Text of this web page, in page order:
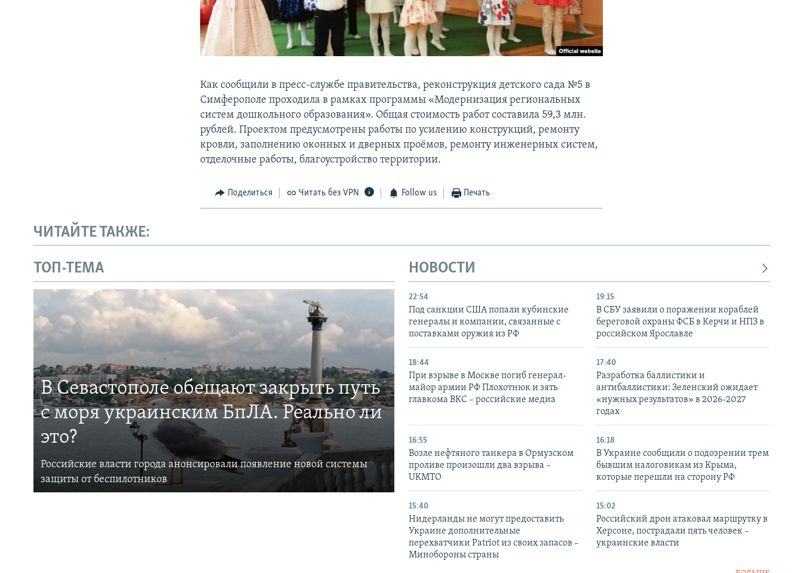
Как сообщили в пресс-службе правительства, реконструкция детского сада №5 в
Симферополе проходила в рамках программы «Модернизация региональных
систем дошкольного образования». Общая стоимость работ составила 59,3 млн.
рублей. Проектом предусмотрены работы по усилению конструкций, ремонту
кровли, заполнению оконных и дверных проёмов, ремонту инженерных систем,
отделочные работы, благоустройство территории.
Поделиться Читать без VPN Follow us Печать
ЧИТАЙТЕ ТАКЖЕ:
ТОП-ТЕМА
В Севастополе обещают закрыть путь
с моря украинским БпЛА. Реально ли
это?
Российские власти города анонсировали появление новой системы
защиты от беспилотников
НОВОСТИ
22:54
Под санкции США попали кубинские
генералы и компании, связанные с
поставками оружия из РФ
19:15
В СБУ заявили о поражении кораблей
береговой охраны ФСБ в Керчи и НПЗ в
российском Ярославле
18:44
При взрыве в Москве погиб генерал-
майор армии РФ Плохотнюк и зять
главкома ВКС – российские медиа
17:40
Разработка баллистики и
антибаллистики: Зеленский ожидает
«нужных результатов» в 2026-2027
годах
16:55
Возле нефтяного танкера в Ормузском
проливе произошли два взрыва –
UKMTO
16:18
В Украине сообщили о подозрении трем
бывшим налоговикам из Крыма,
которые перешли на сторону РФ
15:40
Нидерланды не могут предоставить
Украине дополнительные
перехватчики Patriot из своих запасов –
Минобороны страны
15:02
Российский дрон атаковал маршрутку в
Херсоне, пострадали пять человек –
украинские власти